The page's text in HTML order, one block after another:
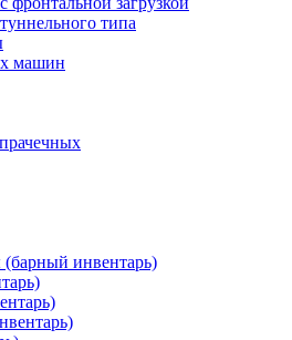
типа
машин
(барный инвентарь)